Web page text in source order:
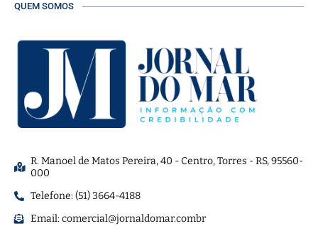
QUEM SOMOS
R. Manoel de Matos Pereira, 40 - Centro, Torres - RS, 95560-
000
Telefone: (51) 3664-4188
Email:comercial@jornaldomar.combr